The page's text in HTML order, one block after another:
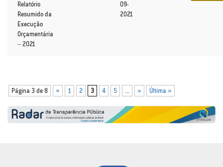
Relatório
Resumido da
Execução
Orçamentária
– 2021
09-
2021
Página 3 de 8 « 1 2 3 4 5 ... » Última »